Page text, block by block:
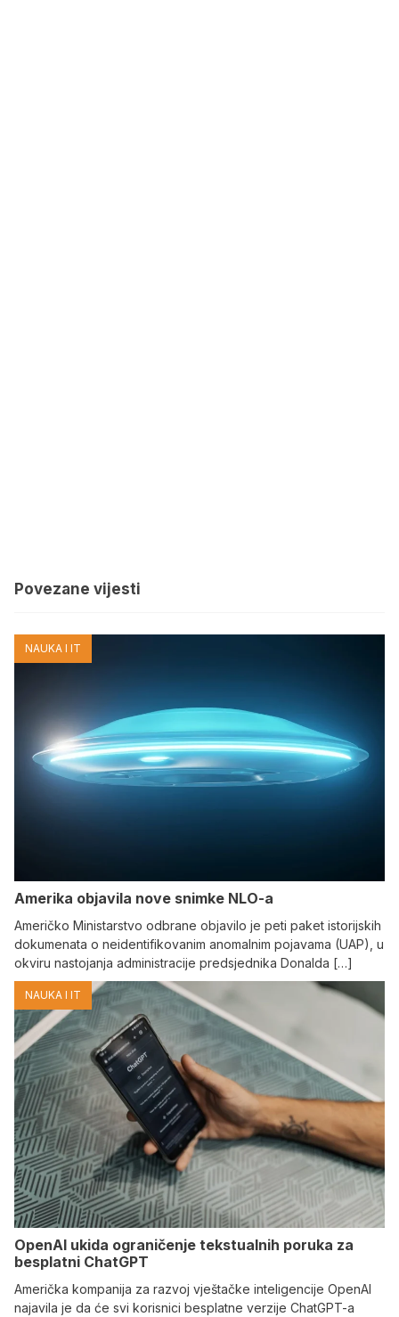
Povezane vijesti
NAUKA I IT
Amerika objavila nove snimke NLO-a
Američko Ministarstvo odbrane objavilo je peti paket istorijskih
dokumenata o neidentifikovanim anomalnim pojavama (UAP), u
okviru nastojanja administracije predsjednika Donalda […]
NAUKA I IT
OpenAI ukida ograničenje tekstualnih poruka za
besplatni ChatGPT
Američka kompanija za razvoj vještačke inteligencije OpenAI
najavila je da će svi korisnici besplatne verzije ChatGPT-a